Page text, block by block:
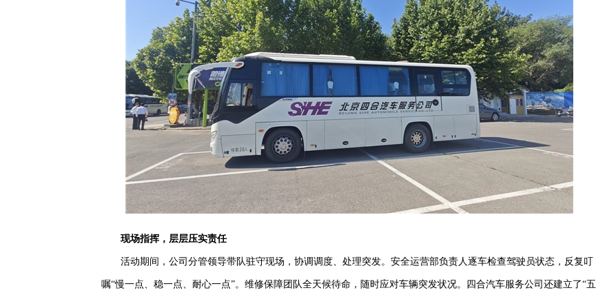
现场指挥，层层压实责任
活动期间，公司分管领导带队驻守现场，协调调度、处理突发。安全运营部负责人逐车检查驾驶员状态，反复叮
嘱“慢一点、稳一点、耐心一点”。维修保障团队全天候待命，随时应对车辆突发状况。四合汽车服务公司还建立了“五